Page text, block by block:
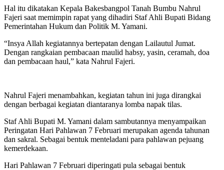
Hal itu dikatakan Kepala Bakesbangpol Tanah Bumbu Nahrul
Fajeri saat memimpin rapat yang dihadiri Staf Ahli Bupati Bidang
Pemerintahan Hukum dan Politik M. Yamani.
“Insya Allah kegiatannya bertepatan dengan Lailautul Jumat.
Dengan rangkaian pembacaan maulid habsy, yasin, ceramah, doa
dan pembacaan haul,” kata Nahrul Fajeri.
Nahrul Fajeri menambahkan, kegiatan tahun ini juga dirangkai
dengan berbagai kegiatan diantaranya lomba napak tilas.
Staf Ahli Bupati M. Yamani dalam sambutannya menyampaikan
Peringatan Hari Pahlawan 7 Februari merupakan agenda tahunan
dan sakral. Sebagai bentuk menteladani para pahlawan pejuang
kemerdekaan.
Hari Pahlawan 7 Februari diperingati pula sebagai bentuk